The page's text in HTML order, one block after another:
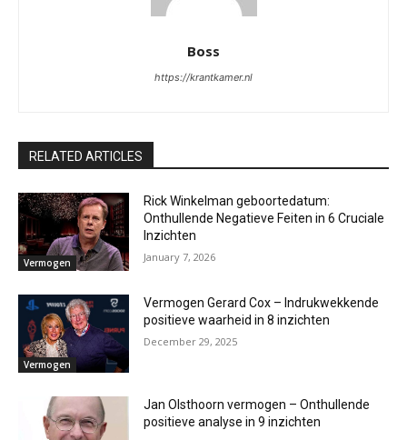
Boss
https://krantkamer.nl
RELATED ARTICLES
Vermogen
Rick Winkelman geboortedatum:
Onthullende Negatieve Feiten in 6 Cruciale
Inzichten
January 7, 2026
Vermogen
Vermogen Gerard Cox – Indrukwekkende
positieve waarheid in 8 inzichten
December 29, 2025
Jan Olsthoorn vermogen – Onthullende
positieve analyse in 9 inzichten